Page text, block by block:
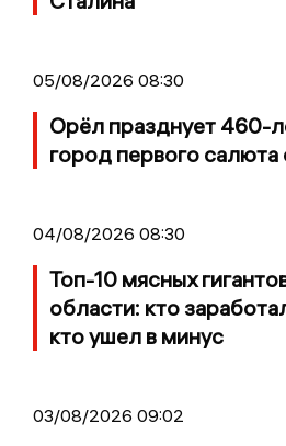
05/08/2026 08:30
Орёл празднует 460-
город первого салюта
04/08/2026 08:30
Топ-10 мясных
области: кто
кто ушел в минус
03/08/2026 09:02